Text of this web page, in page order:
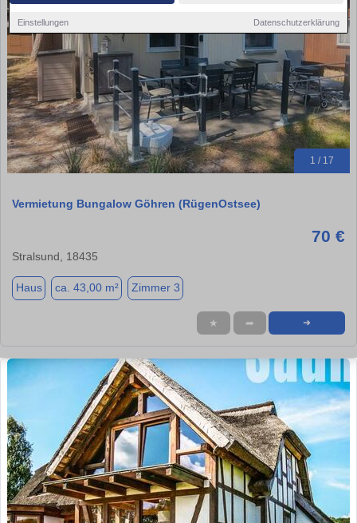
Einstellungen Datenschutzerklärung
1 / 17
Vermietung Bungalow Göhren (RügenOstsee)
70 €
Stralsund, 18435
Haus ca. 43,00 m² Zimmer 3
★ ➦ ➜